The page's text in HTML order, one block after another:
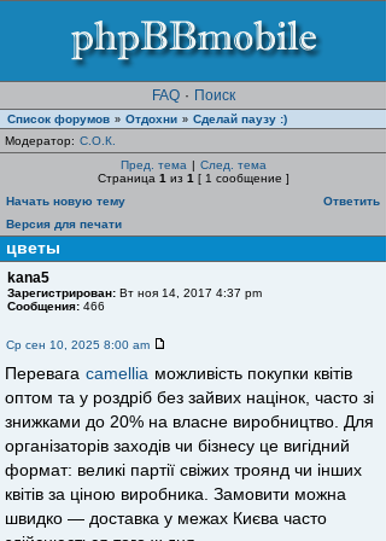
FAQ · Поиск
Список форумов » Отдохни » Сделай паузу :)
Модератор: С.О.К.
Пред. тема | След. тема
Страница 1 из 1 [ 1 сообщение ]
Начать новую тему
Ответить
Версия для печати
цветы
kana5
Зарегистрирован: Вт ноя 14, 2017 4:37 pm
Сообщения: 466
Ср сен 10, 2025 8:00 am
Перевага camellia можливість покупки квітів
оптом та у роздріб без зайвих націнок, часто зі
знижками до 20% на власне виробництво. Для
організаторів заходів чи бізнесу це вигідний
формат: великі партії свіжих троянд чи інших
квітів за ціною виробника. Замовити можна
швидко — доставка у межах Києва часто